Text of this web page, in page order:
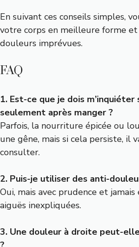
En suivant ces conseils simples,
votre corps en meilleure forme
douleurs imprévues.
FAQ
1. Est-ce que je dois
seulement après manger ?
Parfois, la nourriture épicée ou
une gêne, mais si cela persiste, il
consulter.
2. Puis-je utiliser des anti-
Oui, mais avec prudence et
aiguës inexpliquées.
3. Une douleur à droite peut-